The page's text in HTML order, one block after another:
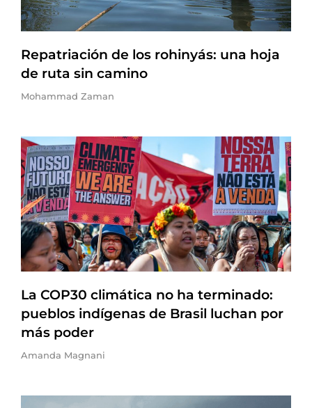
Repatriación de los rohinyás: una hoja
de ruta sin camino
Mohammad Zaman
La COP30 climática no ha terminado:
pueblos indígenas de Brasil luchan por
más poder
Amanda Magnani